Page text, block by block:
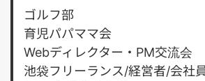
ゴルフ部
育児パパママ会
Webディレクター・PM交流会
池袋フリーランス/経営者/会社